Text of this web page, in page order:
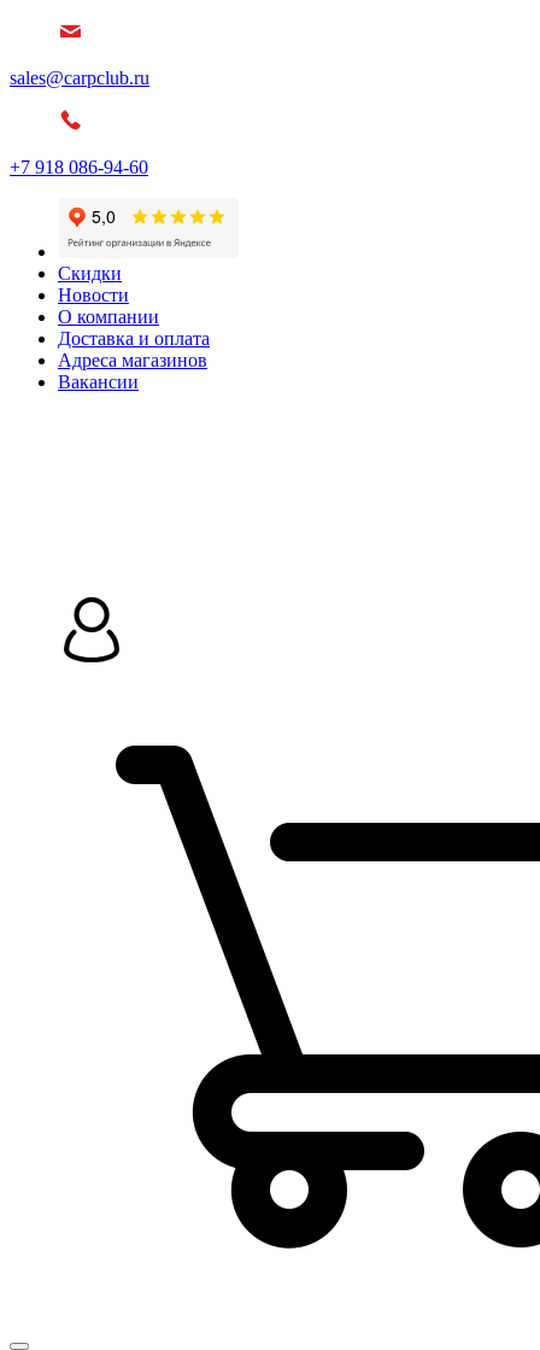
sales@carpclub.ru
+7 918 086-94-60
Скидки
Новости
О компании
Доставка и оплата
Адреса магазинов
Вакансии